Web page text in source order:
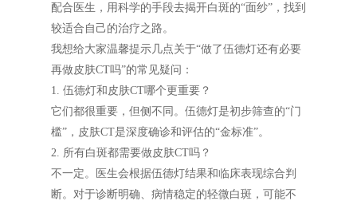
配合医生，用科学的手段去揭开白斑的“面纱”，找到
较适合自己的治疗之路。
我想给大家温馨提示几点关于“做了伍德灯还有必要
再做皮肤CT吗”的常见疑问：
1. 伍德灯和皮肤CT哪个更重要？
它们都很重要，但侧不同。伍德灯是初步筛查的“门
槛”，皮肤CT是深度确诊和评估的“金标准”。
2. 所有白斑都需要做皮肤CT吗？
不一定。医生会根据伍德灯结果和临床表现综合判
断。对于诊断明确、病情稳定的轻微白斑，可能不